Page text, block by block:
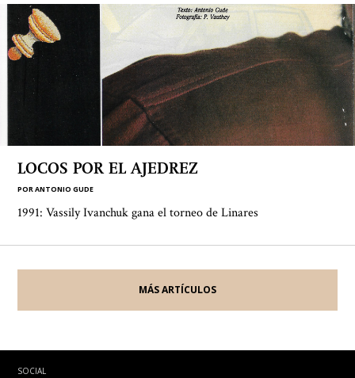
LOCOS POR EL AJEDREZ
PORANTONIO GUDE
1991: Vassily Ivanchuk gana el torneo de Linares
MÁS ARTÍCULOS
SOCIAL